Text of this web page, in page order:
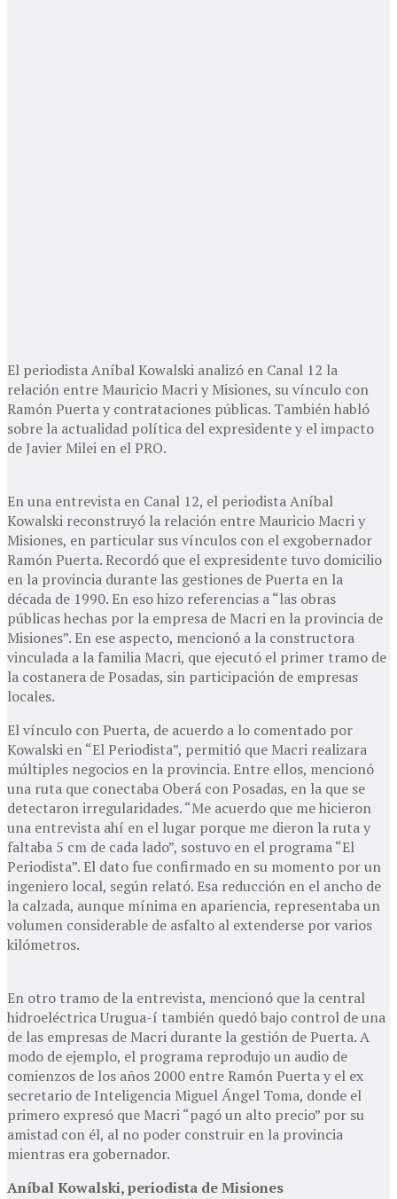
El periodista Aníbal Kowalski analizó en Canal 12 la
relación entre Mauricio Macri y Misiones, su vínculo con
Ramón Puerta y contrataciones públicas. También habló
sobre la actualidad política del expresidente y el impacto
de Javier Milei en el PRO.
En una entrevista en Canal 12, el periodista Aníbal
Kowalski reconstruyó la relación entre Mauricio Macri y
Misiones, en particular sus vínculos con el exgobernador
Ramón Puerta. Recordó que el expresidente tuvo domicilio
en la provincia durante las gestiones de Puerta en la
década de 1990. En eso hizo referencias a “las obras
públicas hechas por la empresa de Macri en la provincia de
Misiones”. En ese aspecto, mencionó a la constructora
vinculada a la familia Macri, que ejecutó el primer tramo de
la costanera de Posadas, sin participación de empresas
locales.
El vínculo con Puerta, de acuerdo a lo comentado por
Kowalski en “El Periodista”, permitió que Macri realizara
múltiples negocios en la provincia. Entre ellos, mencionó
una ruta que conectaba Oberá con Posadas, en la que se
detectaron irregularidades. “Me acuerdo que me hicieron
una entrevista ahí en el lugar porque me dieron la ruta y
faltaba 5 cm de cada lado”, sostuvo en el programa “El
Periodista”. El dato fue confirmado en su momento por un
ingeniero local, según relató. Esa reducción en el ancho de
la calzada, aunque mínima en apariencia, representaba un
volumen considerable de asfalto al extenderse por varios
kilómetros.
En otro tramo de la entrevista, mencionó que la central
hidroeléctrica Urugua-í también quedó bajo control de una
de las empresas de Macri durante la gestión de Puerta. A
modo de ejemplo, el programa reprodujo un audio de
comienzos de los años 2000 entre Ramón Puerta y el ex
secretario de Inteligencia Miguel Ángel Toma, donde el
primero expresó que Macri “pagó un alto precio” por su
amistad con él, al no poder construir en la provincia
mientras era gobernador.
Aníbal Kowalski, periodista de Misiones